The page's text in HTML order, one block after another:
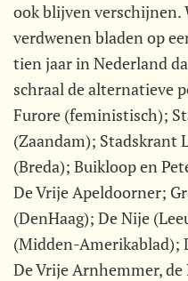
ook blijven verschijnen.
verdwenen bladen op
tien jaar in Nederland
schraal de alternatieve
Furore (feministisch);
(Zaandam); Stadskrant
(Breda); Buikloop en
De Vrije Apeldoorner;
(DenHaag); De Nije
(Midden-Amerikablad);
De Vrije Arnhemmer,